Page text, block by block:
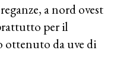
a nord ovest
per il
ottenuto da uve di